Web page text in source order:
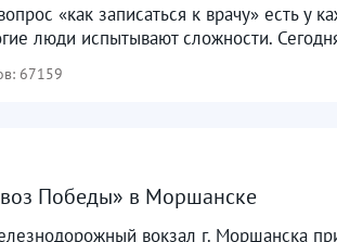
«как записаться к врачу» есть
люди испытывают сложности.
67159
Победы» в Моршанске
вокзал г. Моршанска